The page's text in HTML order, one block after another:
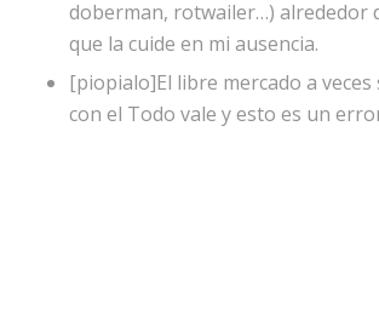
doberman, rotwailer…) alrededor
que la cuide en mi ausencia.
[piopialo]El libre mercado a veces
con el Todo vale y esto es un